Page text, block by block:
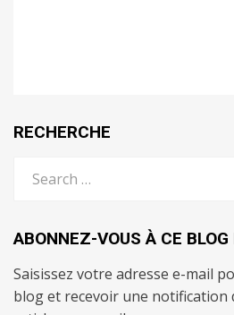
RECHERCHE
for:
ABONNEZ-VOUS À CE BLOG
Saisissez votre adresse e-mail
blog et recevoir une notification